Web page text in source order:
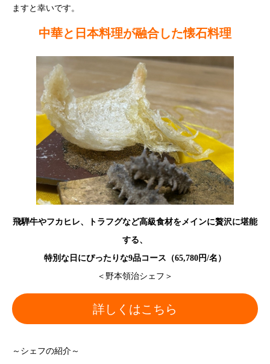
ますと幸いです。
中華と日本料理が融合した懐石料理
飛騨牛やフカヒレ、トラフグなど高級食材をメインに贅沢に堪能
する、
特別な日にぴったりな9品コース（65,780円/名）
＜野本領治シェフ＞
詳しくはこちら
～シェフの紹介～